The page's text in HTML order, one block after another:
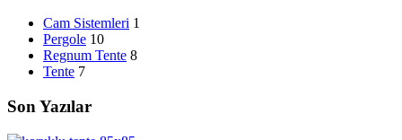
Cam Sistemleri 1
Pergole 10
Regnum Tente 8
Tente 7
Son Yazılar